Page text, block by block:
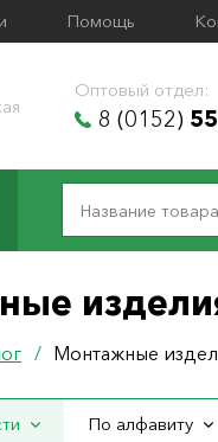
Помощь
Оптовый отдел:
8 (0152)
/ Монтажные
По алфавиту